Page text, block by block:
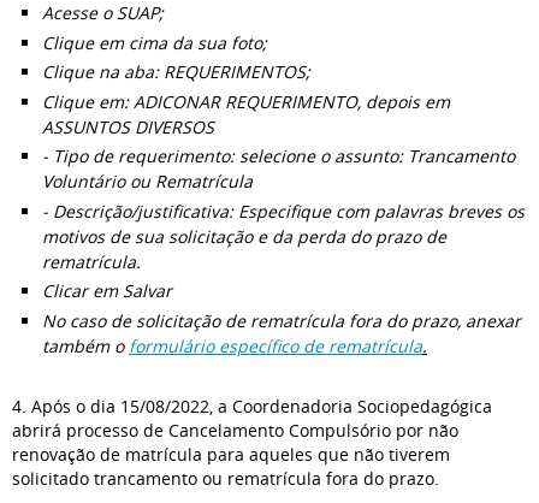
Acesse o SUAP;
Clique em cima da sua foto;
Clique na aba: REQUERIMENTOS;
Clique em: ADICONAR REQUERIMENTO, depois em
ASSUNTOS DIVERSOS
- Tipo de requerimento: selecione o assunto: Trancamento
Voluntário ou Rematrícula
- Descrição/justificativa: Especifique com palavras breves os
motivos de sua solicitação e da perda do prazo de
rematrícula.
Clicar em Salvar
No caso de solicitação de rematrícula fora do prazo, anexar
também o formulário específico de rematrícula.
4. Após o dia 15/08/2022, a Coordenadoria Sociopedagógica
abrirá processo de Cancelamento Compulsório por não
renovação de matrícula para aqueles que não tiverem
solicitado trancamento ou rematrícula fora do prazo.